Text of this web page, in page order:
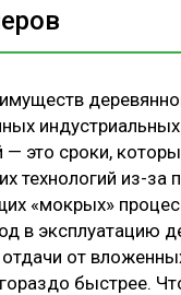
— это сроки,
технологий из-за
«мокрых»
в эксплуатацию
от
быстрее.